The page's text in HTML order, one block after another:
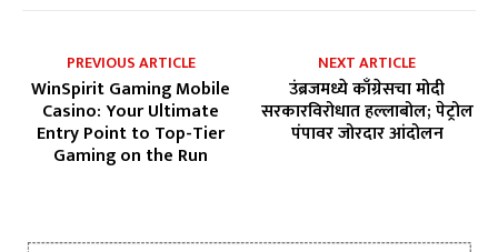
PREVIOUS ARTICLE
WinSpirit Gaming Mobile
Casino: Your Ultimate
Entry Point to Top-Tier
Gaming on the Run
NEXT ARTICLE
उंब्रजमध्ये काँग्रेसचा मोदी
सरकारविरोधात हल्लाबोल; पेट्रोल
पंपावर जोरदार आंदोलन